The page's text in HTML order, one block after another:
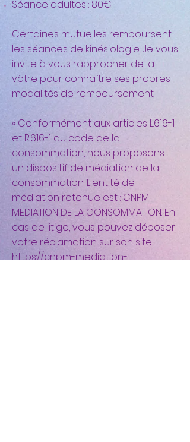
Séance adultes : 80€
Certaines mutuelles remboursent
les séances de kinésiologie. Je vous
invite à vous rapprocher de la
vôtre pour connaître ses propres
modalités de remboursement.
« Conformément aux articles L.616-1
et R.616-1 du code de la
consommation, nous proposons
un dispositif de médiation de la
consommation. L'entité de
médiation retenue est : CNPM -
MEDIATION DE LA CONSOMMATION. En
cas de litige, vous pouvez déposer
votre réclamation sur son site :
https://cnpm-mediation-